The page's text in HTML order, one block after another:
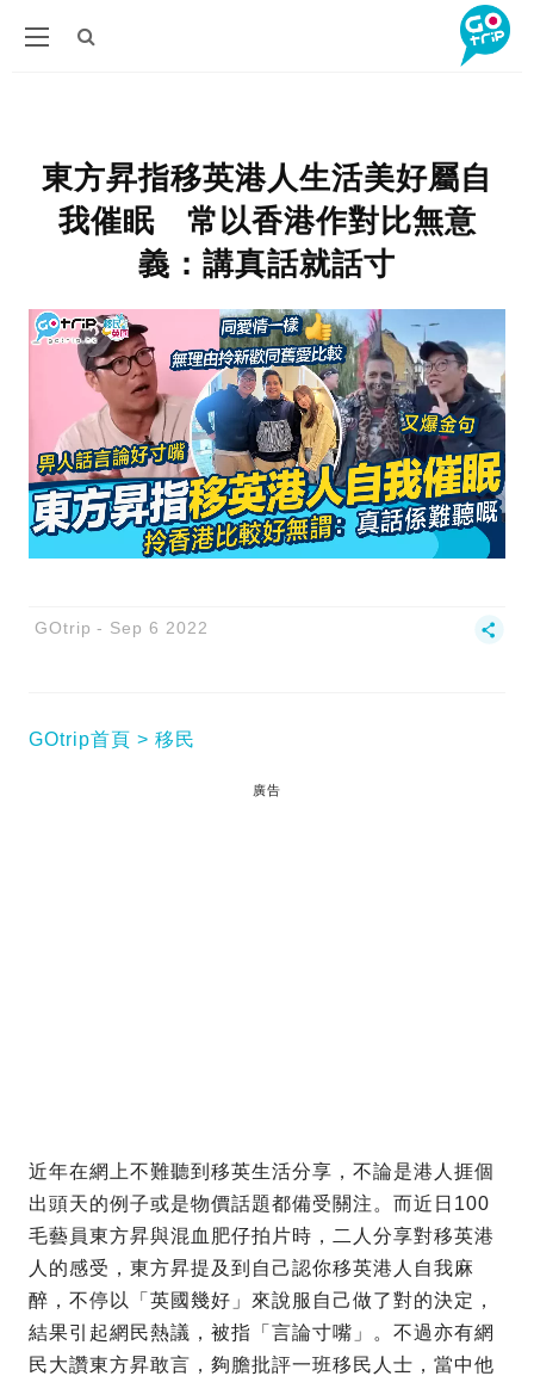
東方昇指移英港人生活美好屬自
我催眠 常以香港作對比無意
義：講真話就話寸
GOtrip Sep 6 2022
GOtrip首頁 移民
廣告
近年在網上不難聽到移英生活分享，不論是港人捱個
出頭天的例子或是物價話題都備受關注。而近日100
毛藝員東方昇與混血肥仔拍片時，二人分享對移英港
人的感受，東方昇提及到自己認你移英港人自我麻
醉，不停以「英國幾好」來說服自己做了對的決定，
結果引起網民熱議，被指「言論寸嘴」。不過亦有網
民大讚東方昇敢言，夠膽批評一班移民人士，當中他